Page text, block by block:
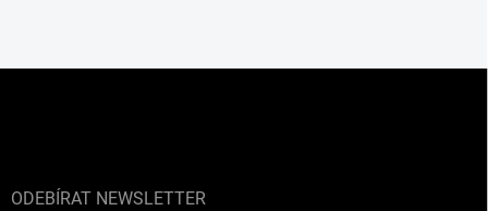
ODEBÍRAT NEWSLETTER